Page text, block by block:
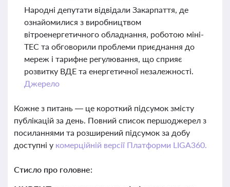
Народні депутати відвідали Закарпаття, де
ознайомилися з виробництвом
вітроенергетичного обладнання, роботою міні-
ТЕС та обговорили проблеми приєднання до
мереж і тарифне регулювання, що сприяє
розвитку ВДЕ та енергетичної незалежності.
Джерело
Кожне з питань — це короткий підсумок змісту
публікацій за день. Повний список першоджерел з
посиланнями та розширений підсумок за добу
доступні у комерційній версії Платформи LIGA360.
Стисло про головне: